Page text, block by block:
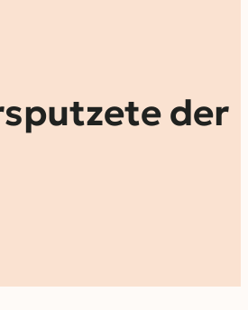
der